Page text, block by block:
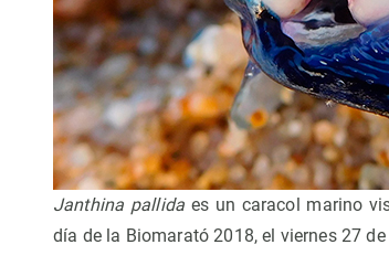
Janthina pallida es un caracol marino
día de la Biomarató 2018, el viernes 27